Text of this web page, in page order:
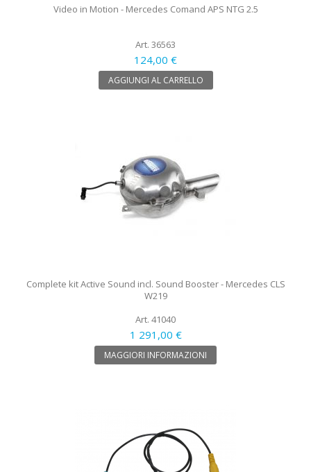
Video in Motion - Mercedes Comand APS NTG 2.5
Art. 36563
124,00 €
AGGIUNGI AL CARRELLO
Complete kit Active Sound incl. Sound Booster - Mercedes CLS
W219
Art. 41040
1 291,00 €
MAGGIORI INFORMAZIONI